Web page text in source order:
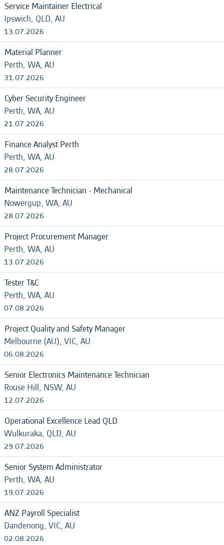
Service Maintainer Electrical
Ipswich, QLD, AU
13.07.2026
Material Planner
Perth, WA, AU
31.07.2026
Cyber Security Engineer
Perth, WA, AU
21.07.2026
Finance Analyst Perth
Perth, WA, AU
28.07.2026
Maintenance Technician - Mechanical
Nowergup, WA, AU
28.07.2026
Project Procurement Manager
Perth, WA, AU
13.07.2026
Tester T&C
Perth, WA, AU
07.08.2026
Project Quality and Safety Manager
Melbourne (AU), VIC, AU
06.08.2026
Senior Electronics Maintenance Technician
Rouse Hill, NSW, AU
12.07.2026
Operational Excellence Lead QLD
Wulkuraka, QLD, AU
29.07.2026
Senior System Administrator
Perth, WA, AU
19.07.2026
ANZ Payroll Specialist
Dandenong, VIC, AU
02.08.2026